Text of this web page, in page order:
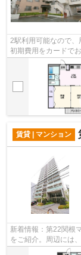
2駅利用可能なので
初期費用をカードで
省けます。高いニー
賃貸 | マンション
新着情報：第22関根
をご紹介。周辺には
に関して、自信をも